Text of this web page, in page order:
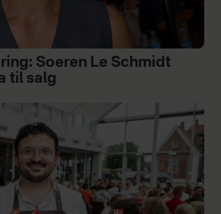
Soeren Le Schmidt
til salg